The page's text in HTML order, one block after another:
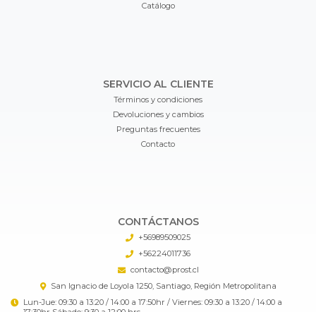
Catálogo
SERVICIO AL CLIENTE
Términos y condiciones
Devoluciones y cambios
Preguntas frecuentes
Contacto
CONTÁCTANOS
+56989509025
+56224011736
contacto@prost.cl
San Ignacio de Loyola 1250, Santiago, Región Metropolitana
Lun-Jue: 09:30 a 13:20 / 14:00 a 17:50hr / Viernes: 09:30 a 13:20 / 14:00 a